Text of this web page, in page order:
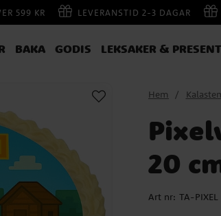
599 KR LEVERANSTID 2-3 DAGAR
BAKA GODIS LEKSAKER &
Hem
20
Art nr: TA-PIXEL